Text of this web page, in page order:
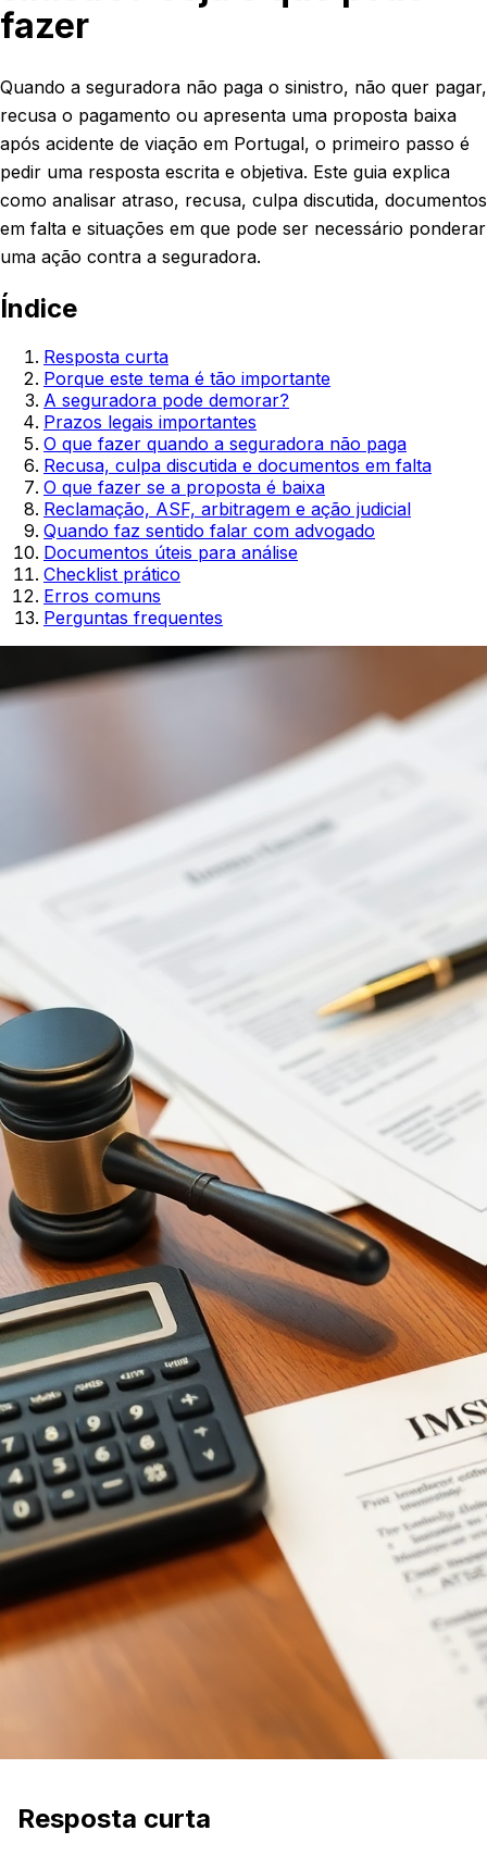
fazer
Quando a seguradora não paga o sinistro, não quer pagar,
recusa o pagamento ou apresenta uma proposta baixa
após acidente de viação em Portugal, o primeiro passo é
pedir uma resposta escrita e objetiva. Este guia explica
como analisar atraso, recusa, culpa discutida, documentos
em falta e situações em que pode ser necessário ponderar
uma ação contra a seguradora.
Índice
Resposta curta
Porque este tema é tão importante
A seguradora pode demorar?
Prazos legais importantes
O que fazer quando a seguradora não paga
Recusa, culpa discutida e documentos em falta
O que fazer se a proposta é baixa
Reclamação, ASF, arbitragem e ação judicial
Quando faz sentido falar com advogado
Documentos úteis para análise
Checklist prático
Erros comuns
Perguntas frequentes
Resposta curta